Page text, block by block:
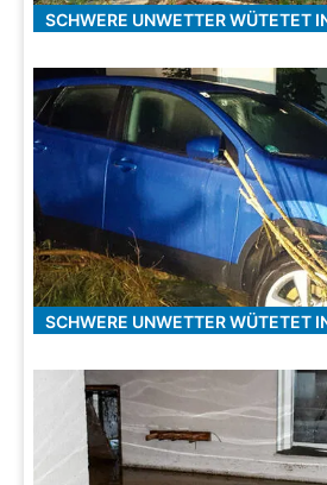
SCHWERE UNWETTER WÜTETET
SCHWERE UNWETTER WÜTETET